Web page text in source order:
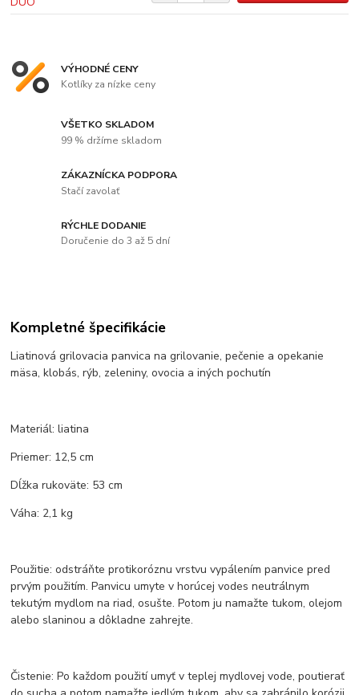
VÝHODNÉ CENY
Kotlíky za nízke ceny
VŠETKO SKLADOM
99 % držíme skladom
ZÁKAZNÍCKA PODPORA
Stačí zavolať
RÝCHLE DODANIE
Doručenie do 3 až 5 dní
Kompletné špecifikácie
Liatinová grilovacia panvica na grilovanie, pečenie a opekanie
mäsa, klobás, rýb, zeleniny, ovocia a iných pochutín
Materiál: liatina
Priemer: 12,5 cm
Dĺžka rukoväte: 53 cm
Váha: 2,1 kg
Použitie: odstráňte protikoróznu vrstvu vypálením panvice pred
prvým použitím. Panvicu umyte v horúcej vodes neutrálnym
tekutým mydlom na riad, osušte. Potom ju namažte tukom, olejom
alebo slaninou a dôkladne zahrejte.
Čistenie: Po každom použití umyť v teplej mydlovej vode, poutierať